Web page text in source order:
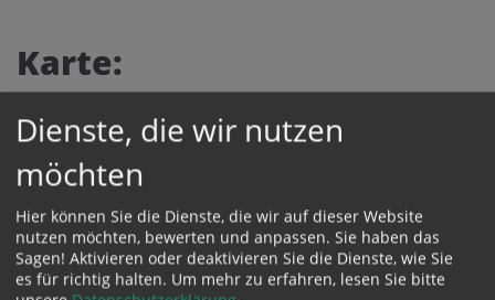
Karte:
Bitte akzeptieren Sie
die Seite neu, um diesen Inhalt sehen zu können.
Dienste, die wir nutzen
möchten
Hier können Sie die Dienste, die wir auf dieser Website
nutzen möchten, bewerten und anpassen. Sie haben das
Sagen! Aktivieren oder deaktivieren Sie die Dienste, wie Sie
es für richtig halten. Um mehr zu erfahren, lesen Sie bitte